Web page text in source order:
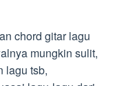
chord gitar lagu
mungkin sulit,
lagu tsb,